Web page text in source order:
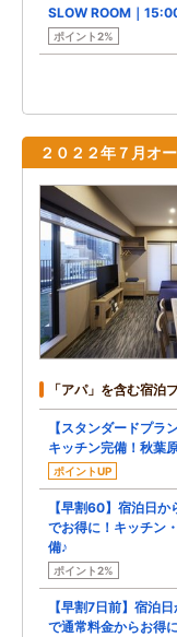
SLOW ROOM｜
ポイント2%
２０２２年７月オ
「アパ」を含む宿泊
【スタンダードプラ
キッチン完備！秋葉
ポイントUP
【早割60】宿泊日
でお得に！キッチン
備♪
ポイント2%
【早割7日前】宿泊
で通常料金からお得